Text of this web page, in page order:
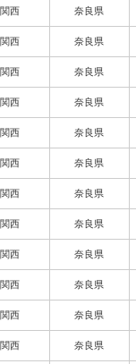
関西 奈良県
関西 奈良県
関西 奈良県
関西 奈良県
関西 奈良県
関西 奈良県
関西 奈良県
関西 奈良県
関西 奈良県
関西 奈良県
関西 奈良県
関西 奈良県